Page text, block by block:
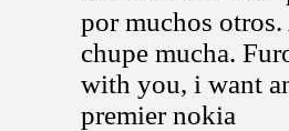
por muchos
chupe mucha.
with you, i want
premier nokia